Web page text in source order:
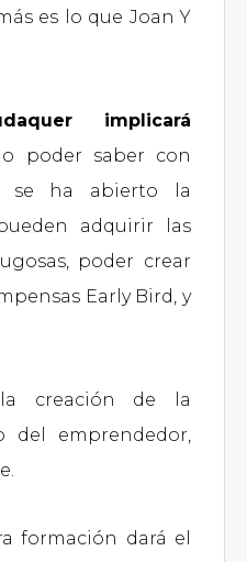
es lo que Joan Y
implicará
poder saber con
se ha abierto la
adquirir las
poder crear
Early Bird, y
creación de la
del emprendedor,
formación dará el